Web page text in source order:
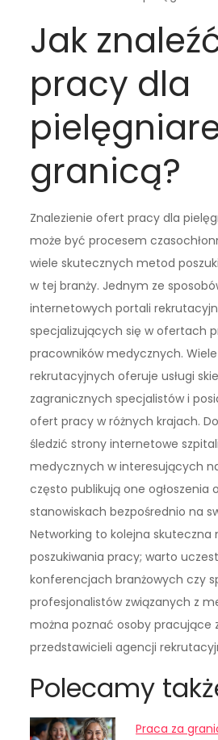
Jak
pracy dla
granicą?
Znalezienie ofert pracy dla
może być procesem
wiele skutecznych metod
w tej branży. Jednym ze
internetowych portali
specjalizujących się w ofertach
pracowników medycznych.
rekrutacyjnych oferuje usługi
zagranicznych specjalistów i
ofert pracy w różnych krajach.
śledzić strony internetowe
medycznych w interesujących
często publikują one ogłoszenia
stanowiskach bezpośrednio na
Networking to kolejna skuteczna
poszukiwania pracy; warto
konferencjach branżowych czy
profesjonalistów związanych z
można poznać osoby pracujące
przedstawicieli agencji
Polecamy
Praca za